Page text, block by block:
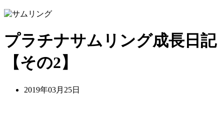
プラチナサムリング成長日記
【その2】
2019年03月25日